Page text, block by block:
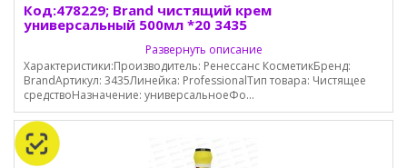
Код:478229; Brand чистящий крем
универсальный 500мл *20 3435
Развернуть описание
Характеристики:Производитель: Ренессанс КосметикБренд:
BrandАртикул: 3435Линейка: ProfessionalТип товара: Чистящее
средствоНазначение: универсальноеФо...